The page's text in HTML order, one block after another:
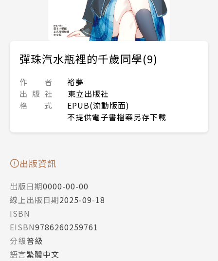
彈珠汽水瓶裡的千歲同學(9)
作 者
裕夢
出 版 社
東立出版社
格 式
EPUB(流動版面)
不提供電子書檔案另存下載
出版資訊
出版日期0000-00-00
線上出版日期2025-09-18
ISBN
EISBN9786260259761
分級普級
語言繁體中文